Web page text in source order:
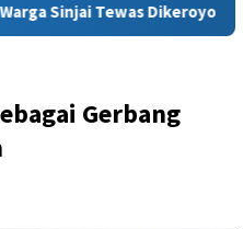
Dikeroyok di Morowali, Ketua
Gerbang